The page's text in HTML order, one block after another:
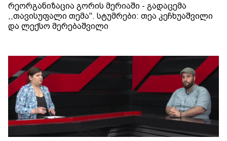
რეორგანიზაცია გორის მერიაში - გადაცემა
,,თავისუფალი თემა". სტუმრები: თეა კეჩხუაშვილი
და ლექსო მერებაშვილი